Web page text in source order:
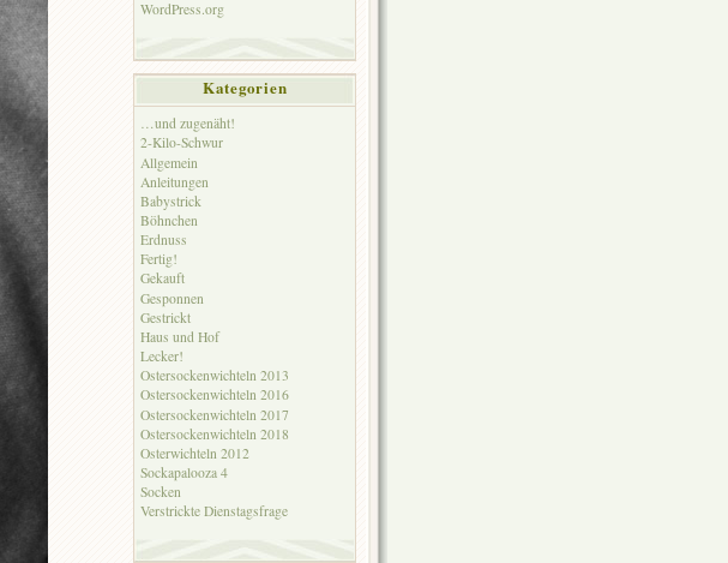
WordPress.org
Kategorien
…und zugenäht!
2-Kilo-Schwur
Allgemein
Anleitungen
Babystrick
Böhnchen
Erdnuss
Fertig!
Gekauft
Gesponnen
Gestrickt
Haus und Hof
Lecker!
Ostersockenwichteln 2013
Ostersockenwichteln 2016
Ostersockenwichteln 2017
Ostersockenwichteln 2018
Osterwichteln 2012
Sockapalooza 4
Socken
Verstrickte Dienstagsfrage